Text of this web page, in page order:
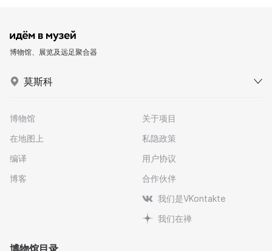
博物馆、展览及远足聚合器
莫斯科
博物馆
在地图上
编译
博客
关于项目
私隐政策
用户协议
合作伙伴
我们是VKontakte
我们在禅